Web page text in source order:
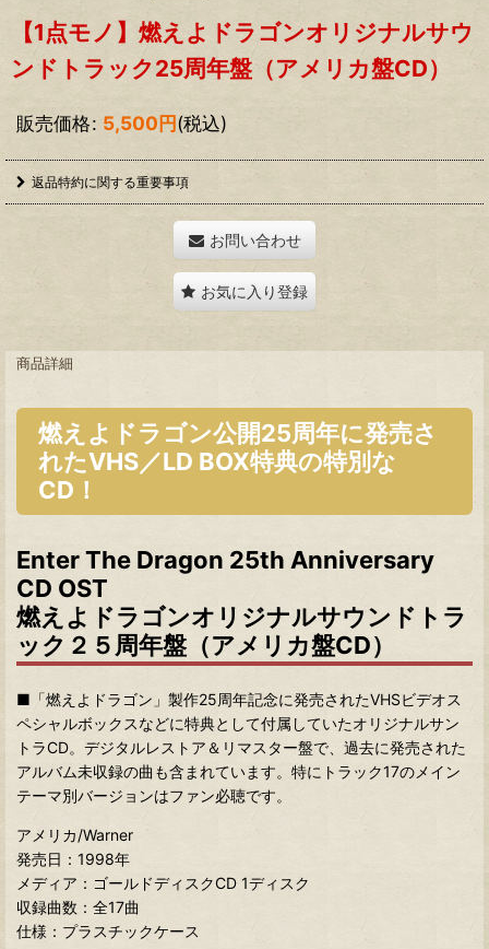
【1点モノ】燃えよドラゴンオリジナルサウ
ンドトラック25周年盤（アメリカ盤CD）
販売価格: 5,500円(税込)
返品特約に関する重要事項
お問い合わせ
お気に入り登録
商品詳細
燃えよドラゴン公開25周年に発売さ
れたVHS／LD BOX特典の特別な
CD！
Enter The Dragon 25th Anniversary
CD OST
燃えよドラゴンオリジナルサウンドトラ
ック２５周年盤（アメリカ盤CD）
■「燃えよドラゴン」製作25周年記念に発売されたVHSビデオス
ペシャルボックスなどに特典として付属していたオリジナルサン
トラCD。デジタルレストア＆リマスター盤で、過去に発売された
アルバム未収録の曲も含まれています。特にトラック17のメイン
テーマ別バージョンはファン必聴です。
アメリカ/Warner
発売日：1998年
メディア：ゴールドディスクCD 1ディスク
収録曲数：全17曲
仕様：プラスチックケース